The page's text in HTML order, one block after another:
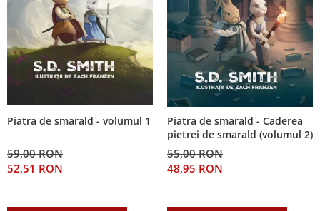
Piatra de smarald - volumul 1
59,00 RON
52,51 RON
Piatra de smarald - Caderea
pietrei de smarald (volumul 2)
55,00 RON
48,95 RON